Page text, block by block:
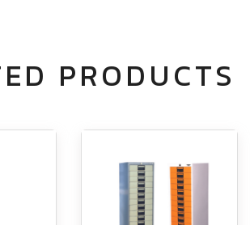
PRODUCTS